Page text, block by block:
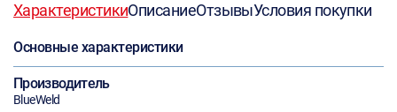
ХарактеристикиОписаниеОтзывыУсловия покупки
Основные характеристики
Производитель
BlueWeld